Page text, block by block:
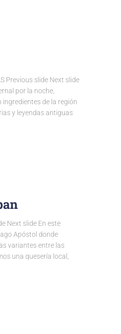
Previous slide Next slide
por la noche,
de la región
y leyendas antiguas
Next slide En este
Apóstol donde
variantes entre las
una quesería local,